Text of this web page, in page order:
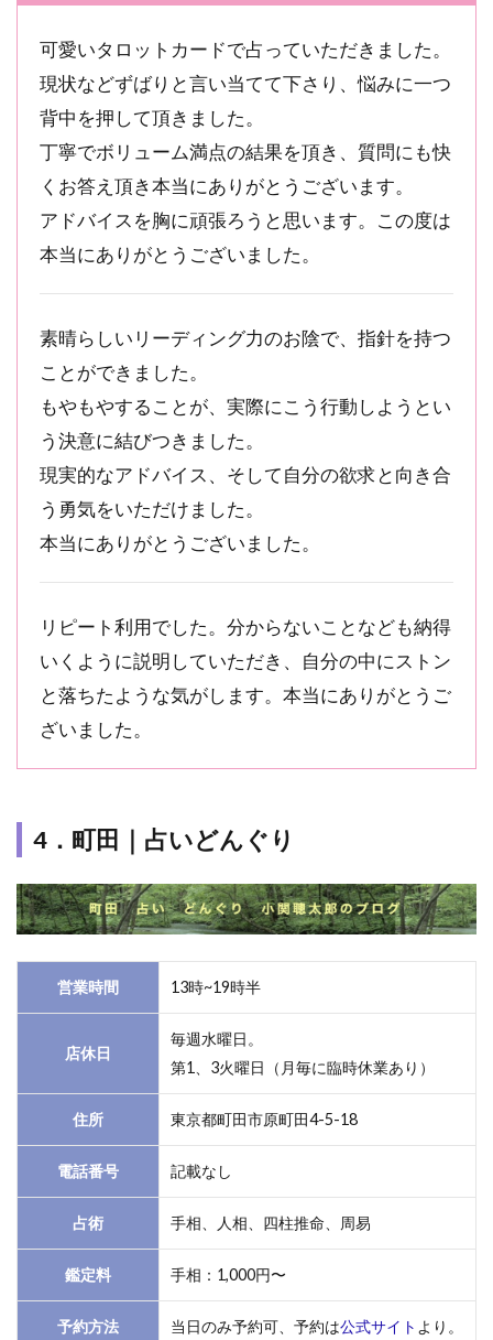
可愛いタロットカードで占っていただきました。
現状などずばりと言い当てて下さり、悩みに一つ
背中を押して頂きました。
丁寧でボリューム満点の結果を頂き、質問にも快
くお答え頂き本当にありがとうございます。
アドバイスを胸に頑張ろうと思います。この度は
本当にありがとうございました。
素晴らしいリーディング力のお陰で、指針を持つ
ことができました。
もやもやすることが、実際にこう行動しようとい
う決意に結びつきました。
現実的なアドバイス、そして自分の欲求と向き合
う勇気をいただけました。
本当にありがとうございました。
リピート利用でした。分からないことなども納得
いくように説明していただき、自分の中にストン
と落ちたような気がします。本当にありがとうご
ざいました。
4．町田｜占いどんぐり
営業時間 13時~19時半
店休日
毎週水曜日。
第1、3火曜日（月毎に臨時休業あり）
住所 東京都町田市原町田4-5-18
電話番号 記載なし
占術 手相、人相、四柱推命、周易
鑑定料 手相：1,000円〜
予約方法 当日のみ予約可、予約は公式サイト より。